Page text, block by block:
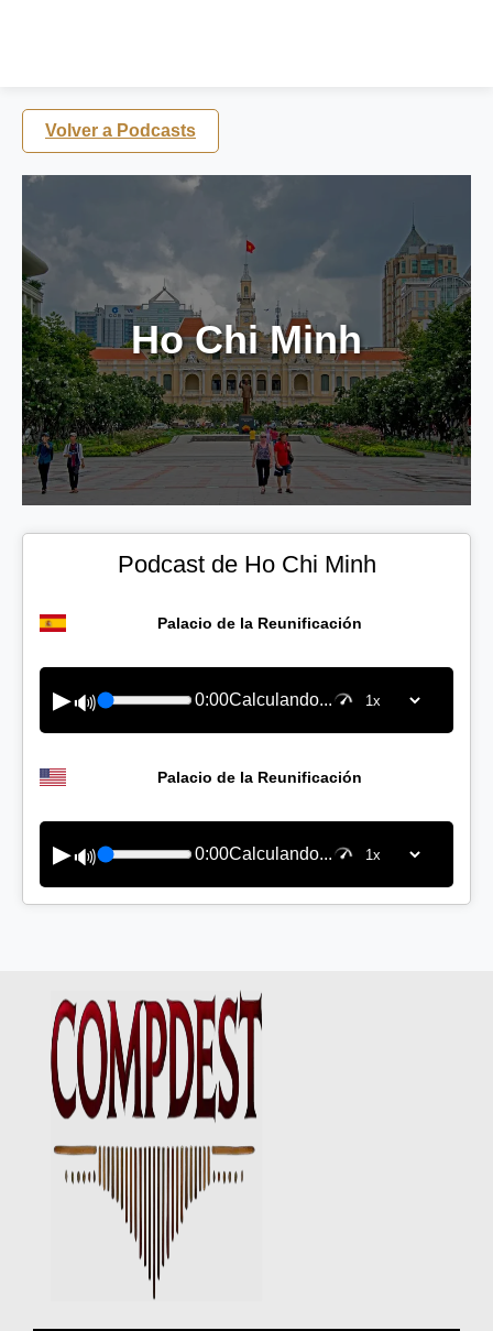
Volver a Podcasts
Ho Chi Minh
Podcast de Ho Chi Minh
Palacio de la Reunificación
▶🔊 0:00Calculando...
Palacio de la Reunificación
▶🔊 0:00Calculando...